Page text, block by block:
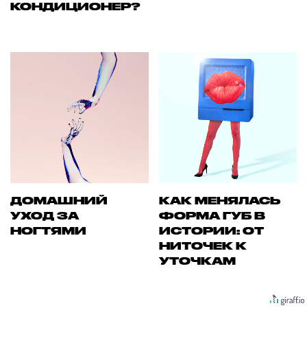
КОНДИЦИОНЕР?
ДОМАШНИЙ
УХОД ЗА
НОГТЯМИ
КАК МЕНЯЛАСЬ
ФОРМА ГУБ В
ИСТОРИИ: ОТ
НИТОЧЕК К
УТОЧКАМ